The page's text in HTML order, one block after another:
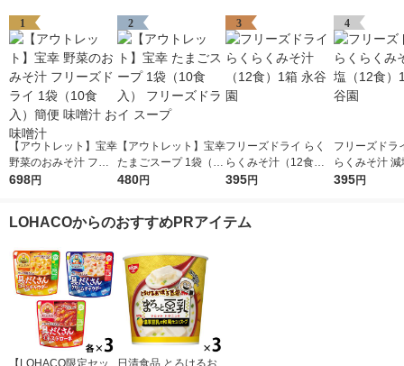
1
【アウトレット】宝幸
野菜のおみそ汁 フリ
ーズドライ 1袋（10食
698円
2
【アウトレット】宝幸
たまごスープ 1袋（10
食入） フリーズドラ
480円
3
フリーズドライ らく
らくみそ汁（12食）1
箱 永谷園
395円
4
フリーズドラ
らくみそ汁
食）1箱 永谷
395円
LOHACOからのおすすめPRアイテム